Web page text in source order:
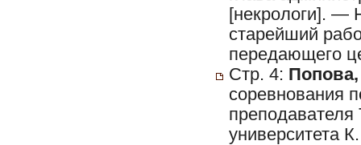
[некрологи]. —
старейший
передающего
Стр. 4:
соревнования
преподавателя
университета